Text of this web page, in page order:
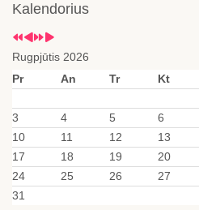
Kalendorius
Rugpjūtis 2026
Pr
An Tr Kt
3
4 5 6
10
11 12 13
17
18 19 20
24
25 26 27
31